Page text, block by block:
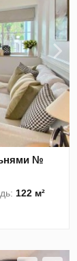
№
122 м²